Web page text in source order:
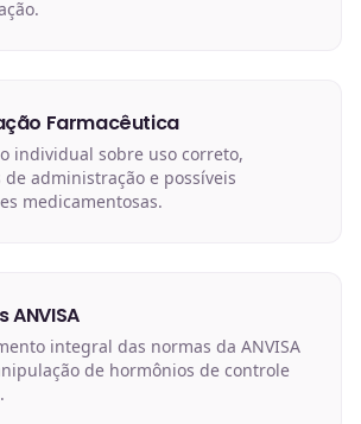
Farmacêutica
individual sobre uso correto,
de administração e possíveis
medicamentosas.
ANVISA
integral das normas da ANVISA
de hormônios de controle